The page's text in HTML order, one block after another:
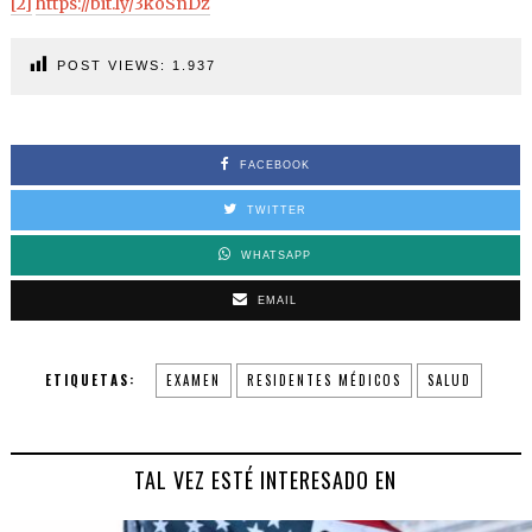
POST VIEWS: 1.937
FACEBOOK
TWITTER
WHATSAPP
EMAIL
ETIQUETAS: EXAMEN RESIDENTES MÉDICOS SALUD
TAL VEZ ESTÉ INTERESADO EN